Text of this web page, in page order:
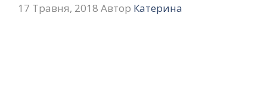
17 Травня, 2018 Автор Катерина